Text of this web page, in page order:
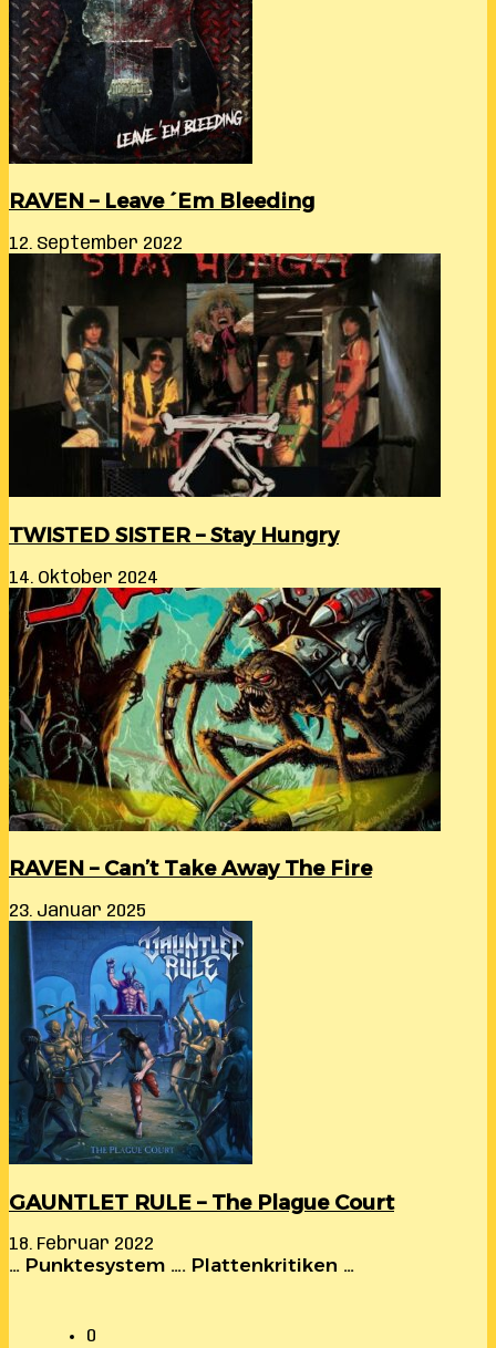
RAVEN – Leave ´Em Bleeding
12. September 2022
TWISTED SISTER – Stay Hungry
14. Oktober 2024
RAVEN – Can’t Take Away The Fire
23. Januar 2025
GAUNTLET RULE – The Plague Court
18. Februar 2022
… Punktesystem …. Plattenkritiken …
0